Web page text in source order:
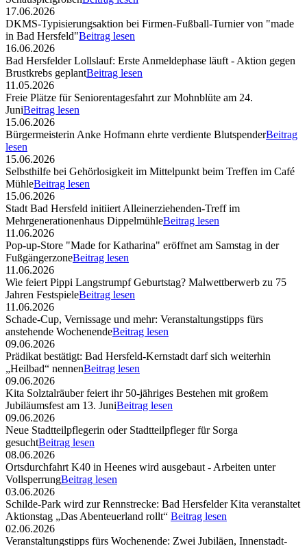
17.06.2026
DKMS-Typisierungsaktion bei Firmen-Fußball-Turnier von "made
in Bad Hersfeld"Beitrag lesen
16.06.2026
Bad Hersfelder Lollslauf: Erste Anmeldephase läuft - Aktion gegen
Brustkrebs geplantBeitrag lesen
11.05.2026
Freie Plätze für Seniorentagesfahrt zur Mohnblüte am 24.
JuniBeitrag lesen
15.06.2026
Bürgermeisterin Anke Hofmann ehrte verdiente BlutspenderBeitrag
lesen
15.06.2026
Selbsthilfe bei Gehörlosigkeit im Mittelpunkt beim Treffen im Café
MühleBeitrag lesen
15.06.2026
Stadt Bad Hersfeld initiiert Alleinerziehenden-Treff im
Mehrgenerationenhaus DippelmühleBeitrag lesen
11.06.2026
Pop-up-Store "Made for Katharina" eröffnet am Samstag in der
FußgängerzoneBeitrag lesen
11.06.2026
Wie feiert Pippi Langstrumpf Geburtstag? Malwettberwerb zu 75
Jahren FestspieleBeitrag lesen
11.06.2026
Schade-Cup, Vernissage und mehr: Veranstaltungstipps fürs
anstehende WochenendeBeitrag lesen
09.06.2026
Prädikat bestätigt: Bad Hersfeld-Kernstadt darf sich weiterhin
„Heilbad“ nennenBeitrag lesen
09.06.2026
Kita Solztalräuber feiert ihr 50-jähriges Bestehen mit großem
Jubiläumsfest am 13. JuniBeitrag lesen
09.06.2026
Neue Stadtteilpflegerin oder Stadtteilpfleger für Sorga
gesuchtBeitrag lesen
08.06.2026
Ortsdurchfahrt K40 in Heenes wird ausgebaut - Arbeiten unter
VollsperrungBeitrag lesen
03.06.2026
Schilde-Park wird zur Rennstrecke: Bad Hersfelder Kita veranstaltet
Aktionstag „Das Abenteuerland rollt“ Beitrag lesen
02.06.2026
Veranstaltungstipps fürs Wochenende: Zwei Jubiläen, Innenstadt-